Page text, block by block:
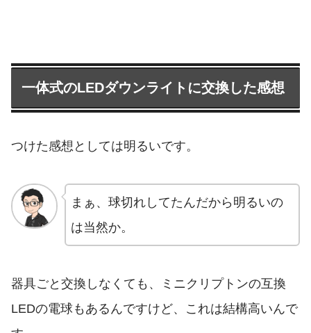
一体式のLEDダウンライトに交換した感想
つけた感想としては明るいです。
まぁ、球切れしてたんだから明るいの
は当然か。
器具ごと交換しなくても、ミニクリプトンの互換
LEDの電球もあるんですけど、これは結構高いんで